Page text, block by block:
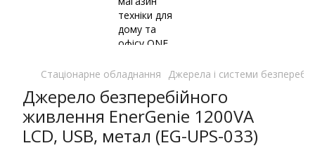
Стаціонарне обладнання Джерела і системи
Джерело безперебійного
живлення EnerGenie 1200VA
LCD, USB, метал (EG-UPS-033)